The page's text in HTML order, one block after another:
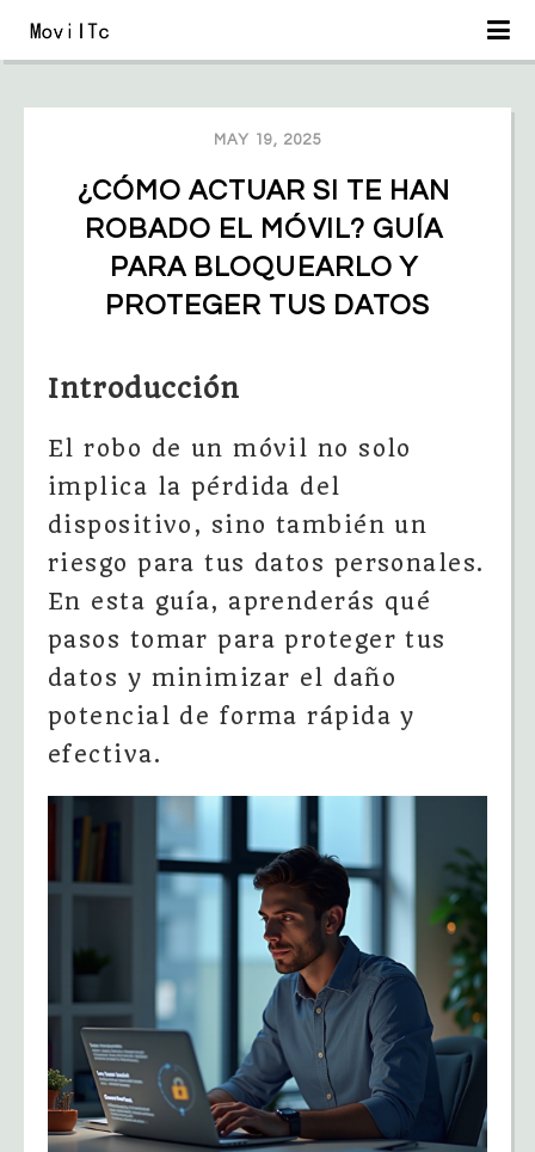
MAY 19, 2025
¿CÓMO ACTUAR SI TE HAN
ROBADO EL MÓVIL? GUÍA
PARA BLOQUEARLO Y
PROTEGER TUS DATOS
Introducción
El robo de un móvil no solo
implica la pérdida del
dispositivo, sino también un
riesgo para tus datos personales.
En esta guía, aprenderás qué
pasos tomar para proteger tus
datos y minimizar el daño
potencial de forma rápida y
efectiva.